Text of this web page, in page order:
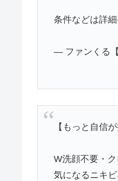
条件などは詳
— ファンくる
【もっと自信
W洗顔不要・
気になるニキ